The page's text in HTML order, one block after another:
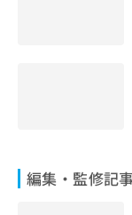
編集・監修記